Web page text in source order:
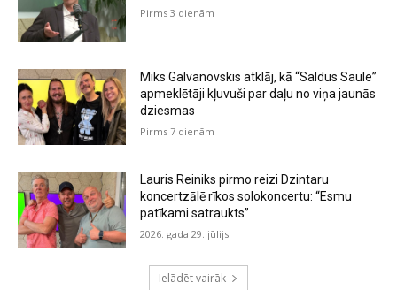
Pirms 3 dienām
Miks Galvanovskis atklāj, kā “Saldus Saule”
apmeklētāji kļuvuši par daļu no viņa jaunās
dziesmas
Pirms 7 dienām
Lauris Reiniks pirmo reizi Dzintaru
koncertzālē rīkos solokoncertu: “Esmu
patīkami satraukts”
2026. gada 29. jūlijs
Ielādēt vairāk